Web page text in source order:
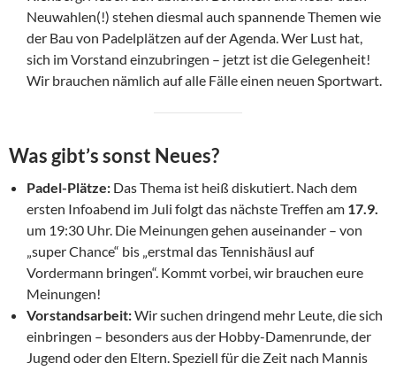
Neuwahlen(!) stehen diesmal auch spannende Themen wie
der Bau von Padelplätzen auf der Agenda. Wer Lust hat,
sich im Vorstand einzubringen – jetzt ist die Gelegenheit!
Wir brauchen nämlich auf alle Fälle einen neuen Sportwart.
Was gibt’s sonst Neues?
Padel-Plätze: Das Thema ist heiß diskutiert. Nach dem
ersten Infoabend im Juli folgt das nächste Treffen am 17.9.
um 19:30 Uhr. Die Meinungen gehen auseinander – von
„super Chance“ bis „erstmal das Tennishäusl auf
Vordermann bringen“. Kommt vorbei, wir brauchen eure
Meinungen!
Vorstandsarbeit:Wir suchen dringend mehr Leute, die sich
einbringen – besonders aus der Hobby-Damenrunde, der
Jugend oder den Eltern. Speziell für die Zeit nach Mannis